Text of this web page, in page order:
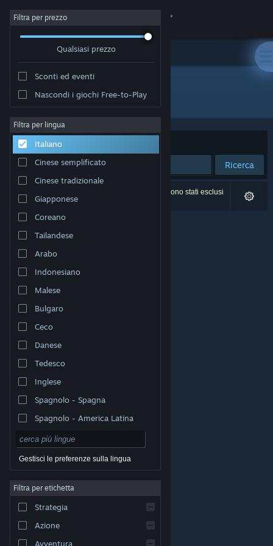
Accedi
Informazioni
Assistenza
Cambia la lingua
Ottieni l'app mobile di Steam
Visualizza il sito web per desktop
appartengono ai rispettivi proprietari negli Stati Uniti e
legali|
Steam| Rimborsi|
Filtra per prezzo
Qualsiasi prezzo
Sconti ed eventi
Nascondi i giochi Free-to-Play
Filtra per lingua
Italiano
Cinese semplificato
Cinese tradizionale
Giapponese
Coreano
Tailandese
Arabo
Indonesiano
Malese
Bulgaro
Ceco
Danese
Tedesco
Inglese
Spagnolo - Spagna
Spagnolo - America Latina
Gestisci le preferenze sulla lingua
Filtra per etichetta
Strategia
Azione
Avventura
Sviluppatore: Reb_Orn
Ordina per Rilevanza
Ricerca
0 risultati corrispondono alla tua ricerca. 4 titoli sono stati esclusi
in base alle tue preferenze.